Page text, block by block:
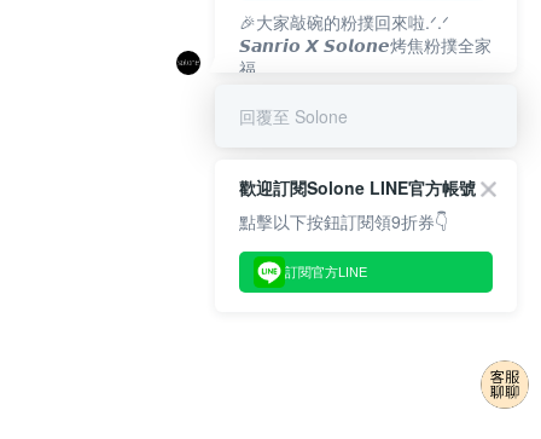
🎉大家敲碗的粉撲回來啦.ᐟ‪‪.ᐟ
𝙎𝙖𝙣𝙧𝙞𝙤 𝙓 𝙎𝙤𝙡𝙤𝙣𝙚烤焦粉撲全家
福
回覆至 Solone
歡迎訂閱Solone LINE官方帳號
點擊以下按鈕訂閱領9折券👇
訂閱官方LINE